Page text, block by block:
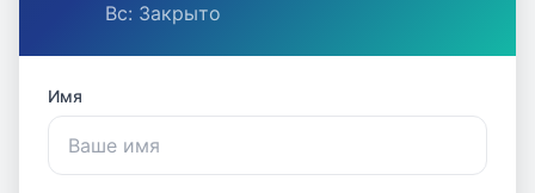
Вс: Закрыто
Имя